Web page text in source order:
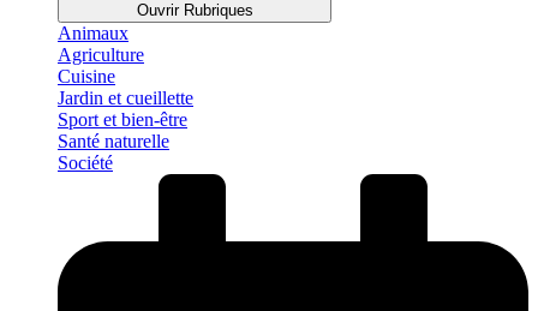
Ouvrir Rubriques
Animaux
Agriculture
Cuisine
Jardin et cueillette
Sport et bien-être
Santé naturelle
Société